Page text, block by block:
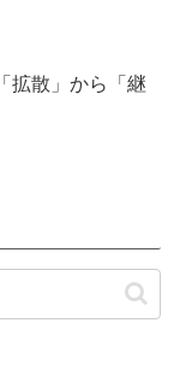
拡散」から「継